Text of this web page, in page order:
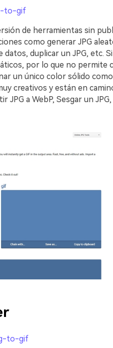
to-gif
de herramientas sin
como generar JPG
datos, duplicar un JPG, etc.
por lo que no permite
un único color sólido
creativos y están en
a WebP, Sesgar un
to-gif